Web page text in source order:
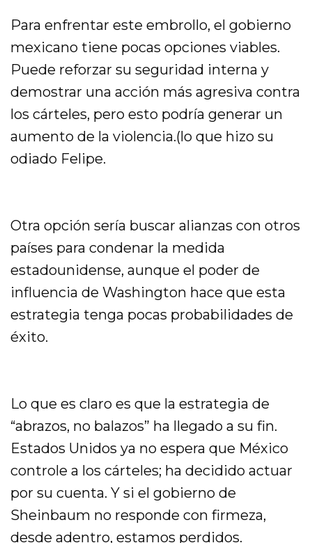
Para enfrentar este embrollo, el gobierno
mexicano tiene pocas opciones viables.
Puede reforzar su seguridad interna y
demostrar una acción más agresiva contra
los cárteles, pero esto podría generar un
aumento de la violencia.(lo que hizo su
odiado Felipe.
Otra opción sería buscar alianzas con otros
países para condenar la medida
estadounidense, aunque el poder de
influencia de Washington hace que esta
estrategia tenga pocas probabilidades de
éxito.
Lo que es claro es que la estrategia de
“abrazos, no balazos” ha llegado a su fin.
Estados Unidos ya no espera que México
controle a los cárteles; ha decidido actuar
por su cuenta. Y si el gobierno de
Sheinbaum no responde con firmeza,
desde adentro, estamos perdidos.